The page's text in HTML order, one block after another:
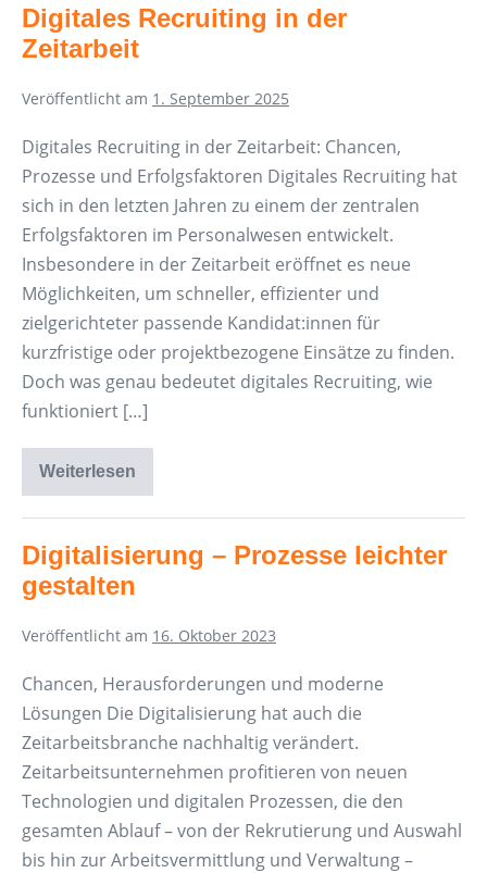
im
Blick
Digitales Recruiting in der
Zeitarbeit
Veröffentlicht am 1. September 2025
Digitales Recruiting in der Zeitarbeit: Chancen,
Prozesse und Erfolgsfaktoren Digitales Recruiting hat
sich in den letzten Jahren zu einem der zentralen
Erfolgsfaktoren im Personalwesen entwickelt.
Insbesondere in der Zeitarbeit eröffnet es neue
Möglichkeiten, um schneller, effizienter und
zielgerichteter passende Kandidat:innen für
kurzfristige oder projektbezogene Einsätze zu finden.
Doch was genau bedeutet digitales Recruiting, wie
funktioniert […]
Weiterlesen
Digitales
Recruiting
in
Zeitarbeit
Digitalisierung – Prozesse leichter
gestalten
Veröffentlicht am 16. Oktober 2023
Chancen, Herausforderungen und moderne
Lösungen Die Digitalisierung hat auch die
Zeitarbeitsbranche nachhaltig verändert.
Zeitarbeitsunternehmen profitieren von neuen
Technologien und digitalen Prozessen, die den
gesamten Ablauf – von der Rekrutierung und Auswahl
bis hin zur Arbeitsvermittlung und Verwaltung –